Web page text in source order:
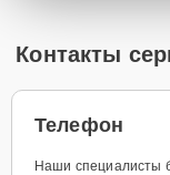
Контакты
Телефон
Наши специалисты